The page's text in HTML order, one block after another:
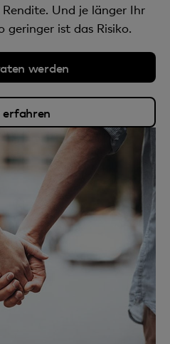
Und je länger Ihr
ist das Risiko.
werden
erfahren